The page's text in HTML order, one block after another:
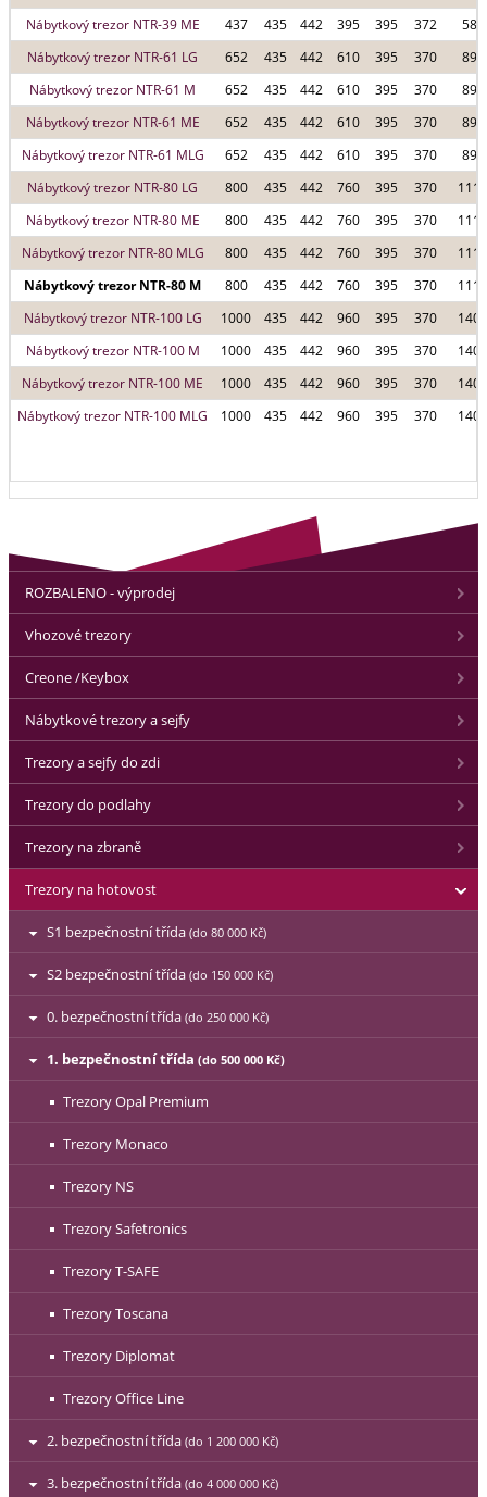
Nábytkový trezor NTR-39 ME
437 435 442 395 395 372
58 l
Nábytkový trezor NTR-61 LG
652 435 442 610 395 370
89 l
Nábytkový trezor NTR-61 M
652 435 442 610 395 370
89 l
Nábytkový trezor NTR-61 ME
652 435 442 610 395 370
89 l
Nábytkový trezor NTR-61 MLG
652 435 442 610 395 370
89 l
Nábytkový trezor NTR-80 LG
800 435 442 760 395 370
111 l
Nábytkový trezor NTR-80 ME
800 435 442 760 395 370
111 l
Nábytkový trezor NTR-80 MLG
800 435 442 760 395 370
111 l
Nábytkový trezor NTR-80 M
800 435 442 760 395 370
111 l
Nábytkový trezor NTR-100 LG
1000 435 442 960 395 370
140 l
Nábytkový trezor NTR-100 M
1000 435 442 960 395 370
140 l
Nábytkový trezor NTR-100 ME
1000 435 442 960 395 370
140 l
Nábytkový trezor NTR-100 MLG
1000 435 442 960 395 370 140 l
ROZBALENO - výprodej
Vhozové trezory
Creone /Keybox
Nábytkové trezory a sejfy
Trezory a sejfy do zdi
Trezory do podlahy
Trezory na zbraně
Trezory na hotovost
S1 bezpečnostní třída (do 80 000 Kč)
S2 bezpečnostní třída (do 150 000 Kč)
0. bezpečnostní třída (do 250 000 Kč)
1. bezpečnostní třída (do 500 000 Kč)
Trezory Opal Premium
Trezory Monaco
Trezory NS
Trezory Safetronics
Trezory T-SAFE
Trezory Toscana
Trezory Diplomat
Trezory Office Line
2. bezpečnostní třída (do 1 200 000 Kč)
3. bezpečnostní třída (do 4 000 000 Kč)